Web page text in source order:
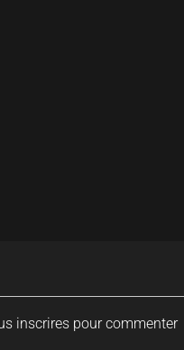
inscrires pour commenter